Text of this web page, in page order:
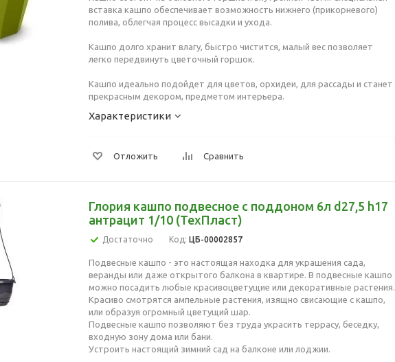
вставка кашпо обеспечивает возможность нижнего (прикорневого)
полива, облегчая процесс высадки и ухода.
Кашпо долго хранит влагу, быстро чистится, малый вес позволяет
легко передвинуть цветочный горшок.
Кашпо идеально подойдет для цветов, орхидеи, для рассады и станет
прекрасным декором, предметом интерьера.
Характеристики
Отложить Сравнить
Глория кашпо подвесное с поддоном 6л d27,5 h17
антрацит 1/10 (ТехПласт)
Достаточно Код: ЦБ-00002857
Подвесные кашпо - это настоящая находка для украшения сада,
веранды или даже открытого балкона в квартире. В подвесные кашпо
можно посадить любые красивоцветущие или декоративные растения.
Красиво смотрятся ампельные растения, изящно свисающие с кашпо,
или образуя огромный цветущий шар.
Подвесные кашпо позволяют без труда украсить террасу, беседку,
входную зону дома или бани.
Устроить настоящий зимний сад на балконе или лоджии.